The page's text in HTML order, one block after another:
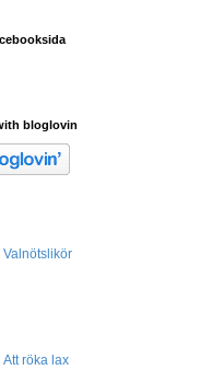
bloglovin
Valnötslikör
Att röka lax